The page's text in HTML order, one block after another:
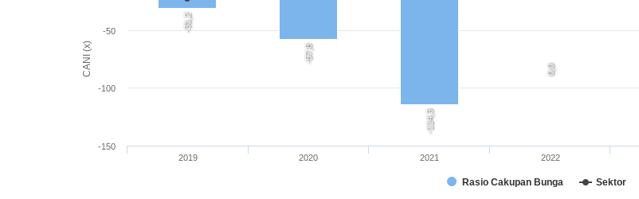
CANI (x)
-31,2
-57,8
-114,3
0,0
Rasio Cakupan Bunga Sektor
2019 2020 2021 2022
-150
-100
-50